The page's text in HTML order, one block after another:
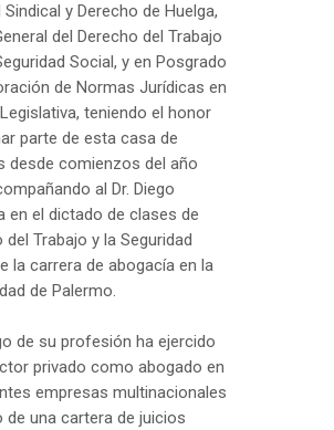
y Derecho de Huelga,
del Derecho del Trabajo
Social, y en Posgrado
de Normas Jurídicas en
teniendo el honor
parte de esta casa de
desde comienzos del año
al Dr. Diego
en el dictado de clases de
del Trabajo y la Seguridad
la carrera de abogacía en la
de Palermo.
de su profesión ha ejercido
privado como abogado en
empresas multinacionales
de una cartera de juicios